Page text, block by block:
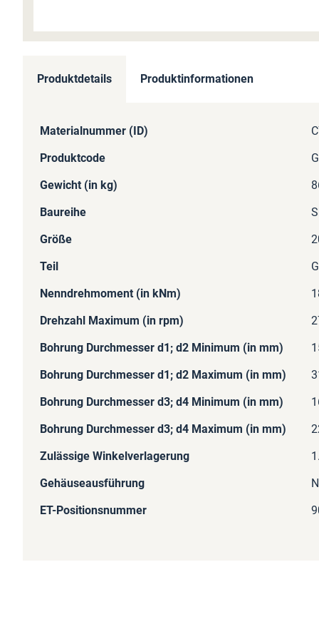
Produktdetails
Mehr
Materialnummer (ID)
Produktcode
Gewicht (in kg)
Baureihe
Größe
Teil
Nenndrehmoment (in kNm)
Drehzahl Maximum (in rpm)
Bohrung Durchmesser d1; d2 Minimum (in mm)
Bohrung Durchmesser d1; d2 Maximum (in mm)
Bohrung Durchmesser d3; d4 Minimum (in mm)
Bohrung Durchmesser d3; d4 Maximum (in mm)
Zulässige Winkelverlagerung
Gehäuseausführung
ET-Positionsnummer
Produktinformationen